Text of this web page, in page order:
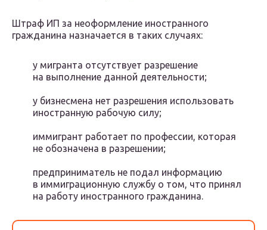
Штраф ИП за неоформление иностранного
гражданина назначается в таких случаях:
у мигранта отсутствует разрешение
на выполнение данной деятельности;
у бизнесмена нет разрешения использовать
иностранную рабочую силу;
иммигрант работает по профессии, которая
не обозначена в разрешении;
предприниматель не подал информацию
в иммиграционную службу о том, что принял
на работу иностранного гражданина.